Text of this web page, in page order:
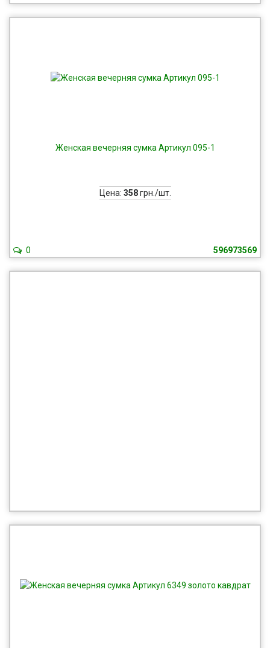
Женская вечерняя сумка Артикул 095-1
Цена: 358грн./шт.
596973569
0